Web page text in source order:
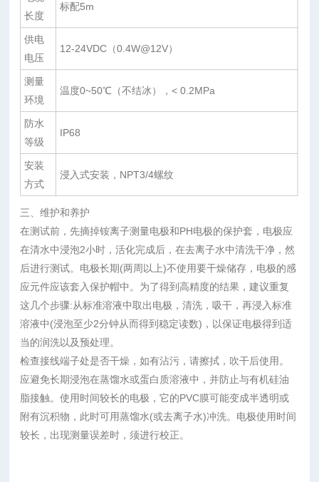
长度
标配5m
供电
电压
12-24VDC（0.4W@12V）
测量
环境
温度0~50℃（不结冰），< 0.2MPa
防水
等级
IP68
安装
方式
浸入式安装，NPT3/4螺纹
三、维护和养护
在测试前，先摘掉铵离子测量电极和PH电极的保护套，电极应
在清水中浸泡2小时，活化完成后，在去离子水中清洗干净，然
后进行测试。电极长期(两周以上)不使用要干燥储存，电极的感
应元件应该套入保护帽中。为了得到高精度的结果，建议重复
这几个步骤:从标准溶液中取出电极，清洗，吸干，再浸入标准
溶液中(浸泡至少2分钟从而得到稳定读数)，以保证电极得到适
当的润洗以及预处理。
检查接线端子处是否干燥，如有沾污，请擦拭，吹干后使用。
应避免长期浸泡在蒸馏水或蛋白质溶液中，并防止与有机硅油
脂接触。使用时间较长的电极，它的PVC膜可能变成半透明或
附有沉积物，此时可用蒸馏水(或去离子水)冲洗。电极使用时间
较长，出现测量误差时，须进行校正。